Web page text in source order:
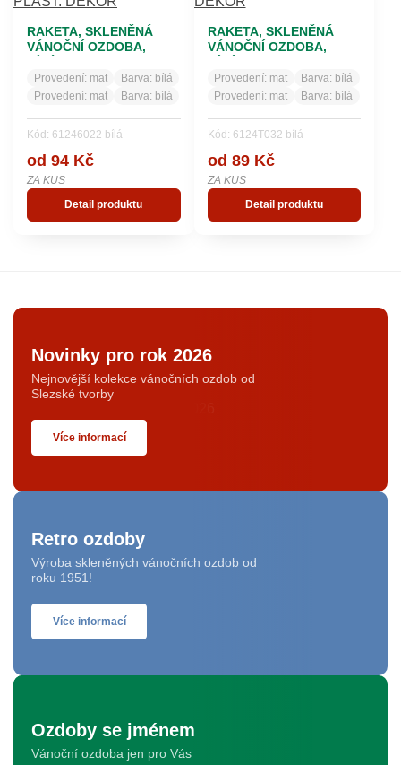
RAKETA, SKLENĚNÁ
VÁNOČNÍ OZDOBA,
Provedení: mat Barva: bílá
Provedení: mat Barva: bílá
Kód: 61246022 bílá
od 94 Kč
ZA KUS
Detail produktu
RAKETA, SKLENĚNÁ
VÁNOČNÍ OZDOBA,
Provedení: mat Barva: bílá
Provedení: mat Barva: bílá
Kód: 6124T032 bílá
od 89 Kč
ZA KUS
Detail produktu
Novinky pro rok 2026
Nejnovější kolekce vánočních ozdob od
Slezské tvorby
Více informací
Retro ozdoby
Výroba skleněných vánočních ozdob od
roku 1951!
Více informací
Ozdoby se jménem
Vánoční ozdoba jen pro Vás